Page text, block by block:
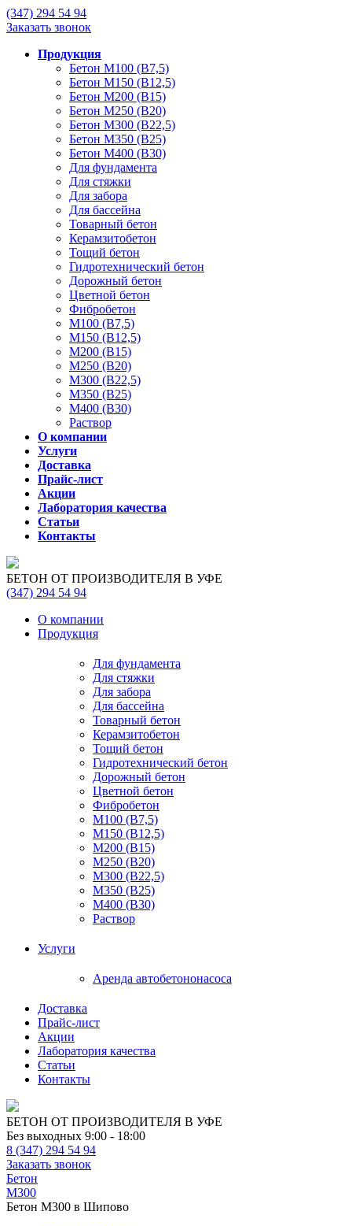
(347) 294 54 94
Заказать звонок
Продукция
Бетон М100 (В7,5)
Бетон М150 (В12,5)
Бетон М200 (В15)
Бетон М250 (В20)
Бетон М300 (В22,5)
Бетон М350 (В25)
Бетон М400 (В30)
Для фундамента
Для стяжки
Для забора
Для бассейна
Товарный бетон
Керамзитобетон
Тощий бетон
Гидротехнический бетон
Дорожный бетон
Цветной бетон
Фибробетон
М100 (В7,5)
М150 (В12,5)
М200 (В15)
М250 (В20)
М300 (В22,5)
М350 (В25)
М400 (В30)
Раствор
О компании
Услуги
Доставка
Прайс-лист
Акции
Лаборатория качества
Статьи
Контакты
БЕТОН ОТ ПРОИЗВОДИТЕЛЯ В УФЕ
(347) 294 54 94
О компании
Продукция
Для фундамента
Для стяжки
Для забора
Для бассейна
Товарный бетон
Керамзитобетон
Тощий бетон
Гидротехнический бетон
Дорожный бетон
Цветной бетон
Фибробетон
М100 (В7,5)
М150 (В12,5)
М200 (В15)
М250 (В20)
М300 (В22,5)
М350 (В25)
М400 (В30)
Раствор
Услуги
Аренда автобетононасоса
Доставка
Прайс-лист
Акции
Лаборатория качества
Статьи
Контакты
БЕТОН ОТ ПРОИЗВОДИТЕЛЯ В УФЕ
Без выходных 9:00 - 18:00
8 (347) 294 54 94
Заказать звонок
Бетон
М300
Бетон М300 в Шипово